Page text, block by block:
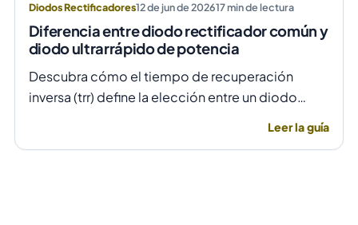
Diodos Rectificadores12 de jun de 202617min de lectura
Diferencia entre diodo rectificador común y
diodo ultrarrápido de potencia
Descubra cómo el tiempo de recuperación
inversa (trr) define la elección entre un diodo
Leer la guía